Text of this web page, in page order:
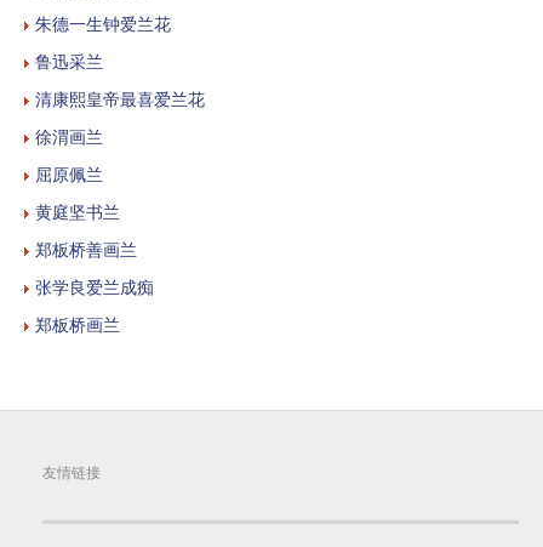
朱德一生钟爱兰花
鲁迅采兰
清康熙皇帝最喜爱兰花
徐渭画兰
屈原佩兰
黄庭坚书兰
郑板桥善画兰
张学良爱兰成痴
郑板桥画兰
友情链接